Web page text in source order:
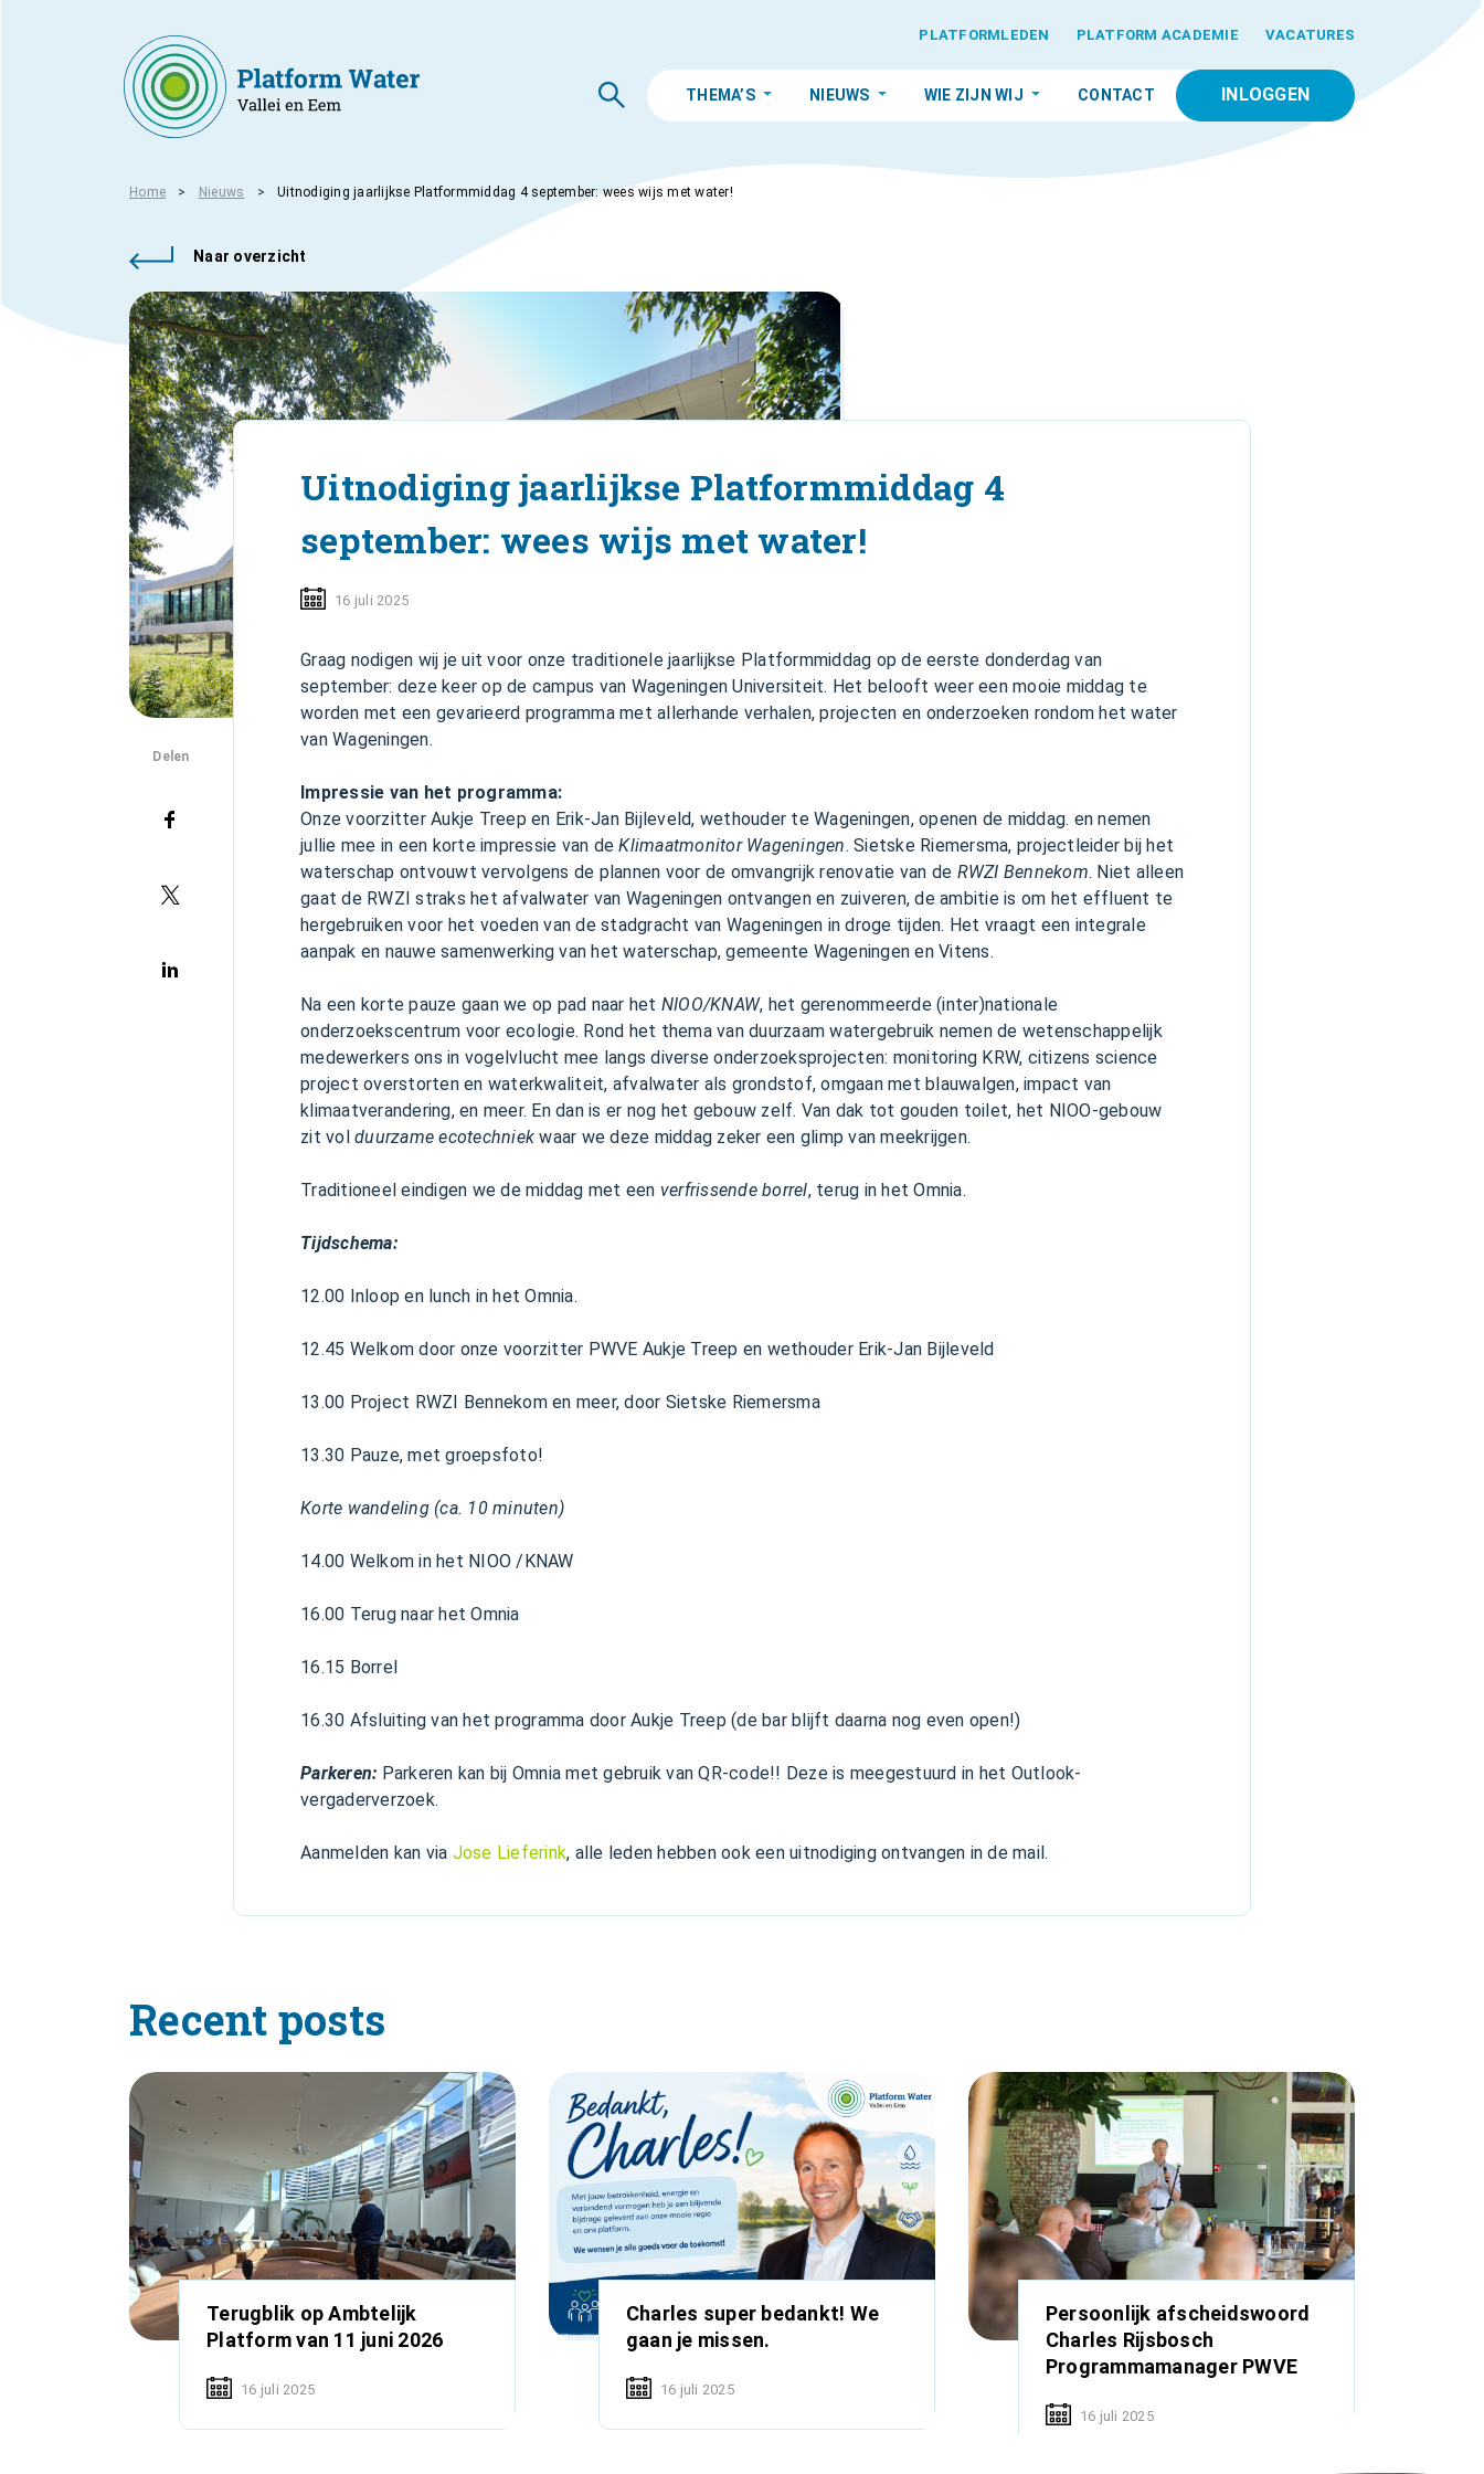
PLATFORMLEDEN PLATFORM ACADEMIE VACATURES
THEMA’S NIEUWS WIE ZIJN WIJ CONTACT INLOGGEN
Home Nieuws Uitnodiging jaarlijkse Platformmiddag 4 september: wees wijs met water!
Naar overzicht
Delen
Uitnodiging jaarlijkse Platformmiddag 4
september: wees wijs met water!
16 juli 2025
Graag nodigen wij je uit voor onze traditionele jaarlijkse Platformmiddag op de eerste donderdag van
september: deze keer op de campus van Wageningen Universiteit. Het belooft weer een mooie middag te
worden met een gevarieerd programma met allerhande verhalen, projecten en onderzoeken rondom het water
van Wageningen.
Impressie van het programma:
Onze voorzitter Aukje Treep en Erik-Jan Bijleveld, wethouder te Wageningen, openen de middag. en nemen
jullie mee in een korte impressie van deKlimaatmonitor Wageningen. Sietske Riemersma, projectleider bij het
waterschap ontvouwt vervolgens de plannen voor de omvangrijk renovatie van de RWZI Bennekom. Niet alleen
gaat de RWZI straks het afvalwater van Wageningen ontvangen en zuiveren, de ambitie is om het effluent te
hergebruiken voor het voeden van de stadgracht van Wageningen in droge tijden. Het vraagt een integrale
aanpak en nauwe samenwerking van het waterschap, gemeente Wageningen en Vitens.
Na een korte pauze gaan we op pad naar het NIOO/KNAW, het gerenommeerde (inter)nationale
onderzoekscentrum voor ecologie. Rond het thema van duurzaam watergebruik nemen de wetenschappelijk
medewerkers ons in vogelvlucht mee langs diverse onderzoeksprojecten: monitoring KRW, citizens science
project overstorten en waterkwaliteit, afvalwater als grondstof, omgaan met blauwalgen, impact van
klimaatverandering, en meer. En dan is er nog het gebouw zelf. Van dak tot gouden toilet, het NIOO-gebouw
zit vol duurzame ecotechniekwaar we deze middag zeker een glimp van meekrijgen.
Traditioneel eindigen we de middag met een verfrissende borrel, terug in het Omnia.
Tijdschema:
12.00 Inloop en lunch in het Omnia.
12.45 Welkom door onze voorzitter PWVE Aukje Treep en wethouder Erik-Jan Bijleveld
13.00 Project RWZI Bennekom en meer, door Sietske Riemersma
13.30 Pauze, met groepsfoto!
Korte wandeling (ca. 10 minuten)
14.00 Welkom in het NIOO /KNAW
16.00 Terug naar het Omnia
16.15 Borrel
16.30 Afsluiting van het programma door Aukje Treep (de bar blijft daarna nog even open!)
Parkeren: Parkeren kan bij Omnia met gebruik van QR-code!! Deze is meegestuurd in het Outlook-
vergaderverzoek.
Aanmelden kan via Jose Lieferink, alle leden hebben ook een uitnodiging ontvangen in de mail.
Recent posts
Terugblik op Ambtelijk
Platform van 11 juni 2026
16 juli 2025
Charles super bedankt! We
gaan je missen.
16 juli 2025
Persoonlijk afscheidswoord
Charles Rijsbosch
Programmamanager PWVE
16 juli 2025